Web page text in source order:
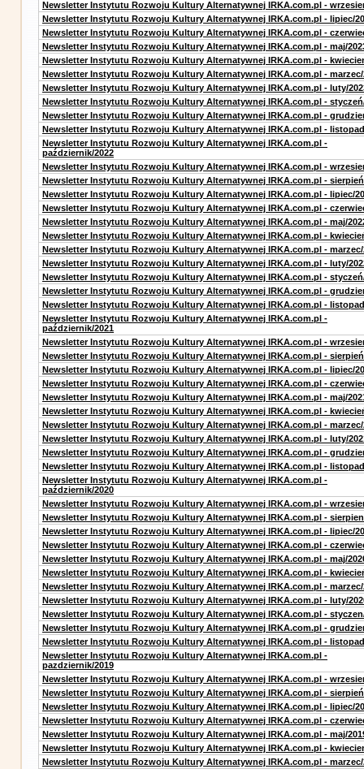
Newsletter Instytutu Rozwoju Kultury Alternatywnej IRKA.com.pl -
Newsletter Instytutu Rozwoju Kultury Alternatywnej IRKA.com.pl - lipiec/
Newsletter Instytutu Rozwoju Kultury Alternatywnej IRKA.com.pl -
Newsletter Instytutu Rozwoju Kultury Alternatywnej IRKA.com.pl - maj/
Newsletter Instytutu Rozwoju Kultury Alternatywnej IRKA.com.pl -
Newsletter Instytutu Rozwoju Kultury Alternatywnej IRKA.com.pl - marzec/
Newsletter Instytutu Rozwoju Kultury Alternatywnej IRKA.com.pl - luty/
Newsletter Instytutu Rozwoju Kultury Alternatywnej IRKA.com.pl -
Newsletter Instytutu Rozwoju Kultury Alternatywnej IRKA.com.pl -
Newsletter Instytutu Rozwoju Kultury Alternatywnej IRKA.com.pl -
Newsletter Instytutu Rozwoju Kultury Alternatywnej IRKA.com.pl -
październik/2022
Newsletter Instytutu Rozwoju Kultury Alternatywnej IRKA.com.pl -
Newsletter Instytutu Rozwoju Kultury Alternatywnej IRKA.com.pl -
Newsletter Instytutu Rozwoju Kultury Alternatywnej IRKA.com.pl - lipiec/
Newsletter Instytutu Rozwoju Kultury Alternatywnej IRKA.com.pl -
Newsletter Instytutu Rozwoju Kultury Alternatywnej IRKA.com.pl - maj/
Newsletter Instytutu Rozwoju Kultury Alternatywnej IRKA.com.pl -
Newsletter Instytutu Rozwoju Kultury Alternatywnej IRKA.com.pl - marzec/
Newsletter Instytutu Rozwoju Kultury Alternatywnej IRKA.com.pl - luty/
Newsletter Instytutu Rozwoju Kultury Alternatywnej IRKA.com.pl -
Newsletter Instytutu Rozwoju Kultury Alternatywnej IRKA.com.pl -
Newsletter Instytutu Rozwoju Kultury Alternatywnej IRKA.com.pl -
Newsletter Instytutu Rozwoju Kultury Alternatywnej IRKA.com.pl -
październik/2021
Newsletter Instytutu Rozwoju Kultury Alternatywnej IRKA.com.pl -
Newsletter Instytutu Rozwoju Kultury Alternatywnej IRKA.com.pl -
Newsletter Instytutu Rozwoju Kultury Alternatywnej IRKA.com.pl - lipiec/
Newsletter Instytutu Rozwoju Kultury Alternatywnej IRKA.com.pl -
Newsletter Instytutu Rozwoju Kultury Alternatywnej IRKA.com.pl - maj/
Newsletter Instytutu Rozwoju Kultury Alternatywnej IRKA.com.pl -
Newsletter Instytutu Rozwoju Kultury Alternatywnej IRKA.com.pl - marzec/
Newsletter Instytutu Rozwoju Kultury Alternatywnej IRKA.com.pl - luty/
Newsletter Instytutu Rozwoju Kultury Alternatywnej IRKA.com.pl -
Newsletter Instytutu Rozwoju Kultury Alternatywnej IRKA.com.pl -
Newsletter Instytutu Rozwoju Kultury Alternatywnej IRKA.com.pl -
październik/2020
Newsletter Instytutu Rozwoju Kultury Alternatywnej IRKA.com.pl -
Newsletter Instytutu Rozwoju Kultury Alternatywnej IRKA.com.pl -
Newsletter Instytutu Rozwoju Kultury Alternatywnej IRKA.com.pl - lipiec/
Newsletter Instytutu Rozwoju Kultury Alternatywnej IRKA.com.pl -
Newsletter Instytutu Rozwoju Kultury Alternatywnej IRKA.com.pl - maj/
Newsletter Instytutu Rozwoju Kultury Alternatywnej IRKA.com.pl -
Newsletter Instytutu Rozwoju Kultury Alternatywnej IRKA.com.pl - marzec/
Newsletter Instytutu Rozwoju Kultury Alternatywnej IRKA.com.pl - luty/
Newsletter Instytutu Rozwoju Kultury Alternatywnej IRKA.com.pl -
Newsletter Instytutu Rozwoju Kultury Alternatywnej IRKA.com.pl -
Newsletter Instytutu Rozwoju Kultury Alternatywnej IRKA.com.pl -
Newsletter Instytutu Rozwoju Kultury Alternatywnej IRKA.com.pl -
pazdziernik/2019
Newsletter Instytutu Rozwoju Kultury Alternatywnej IRKA.com.pl -
Newsletter Instytutu Rozwoju Kultury Alternatywnej IRKA.com.pl -
Newsletter Instytutu Rozwoju Kultury Alternatywnej IRKA.com.pl - lipiec/
Newsletter Instytutu Rozwoju Kultury Alternatywnej IRKA.com.pl -
Newsletter Instytutu Rozwoju Kultury Alternatywnej IRKA.com.pl - maj/
Newsletter Instytutu Rozwoju Kultury Alternatywnej IRKA.com.pl -
Newsletter Instytutu Rozwoju Kultury Alternatywnej IRKA.com.pl - marzec/